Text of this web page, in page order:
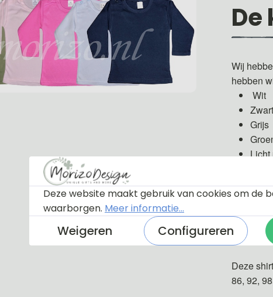
De
Wij
hebben
Wit
Zwart
Grijs
De
Deze
86, 92,
Deze website maakt gebruik van cookies om de
waarborgen. Meer informatie...
Weigeren Configureren